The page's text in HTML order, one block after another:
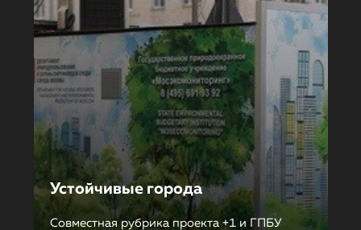
Устойчивые города
Совместная рубрика проекта +1 и ГПБУ